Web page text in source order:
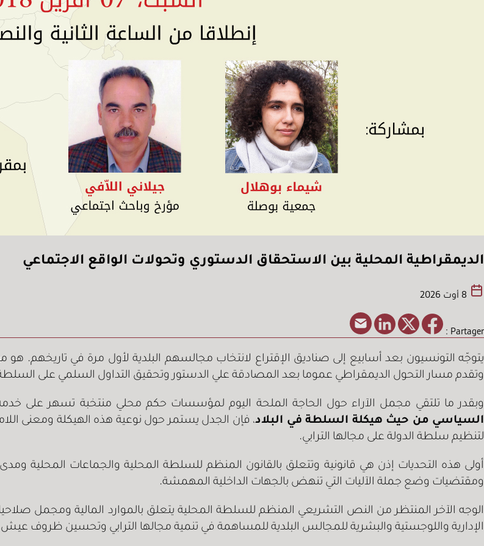
الديمقراطية المحلية بين الاستحقاق الدستوري وتحولات الواقع الاجتماعي
8 أوت 2026
Partager :
يتوجّه التونسيون بعد أسابيع إلى صناديق الإقتراع لانتخاب مجالسهم البلدية لأول مرة في
وتقدم مسار التحول الديمقراطي عموما بعد المصادقة علي الدستور وتحقيق التداول السلمي على
وبقدر ما تلتقي مجمل الآراء حول الحاجة الملحة اليوم لمؤسسات حكم محلي منتخبة تسهر على
السياسي من حيث هيكلة السلطة في البلاد، فإن الجدل يستمر حول نوعية هذه الهيكلة ومعنى
لتنظيم سلطة الدولة على مجالها الترابي.
أولى هذه التحديات إذن هي قانونية وتتعلق بالقانون المنظم للسلطة المحلية والجماعات المحلية
ومقتضيات وضع جملة الآليات التي تنهض بالجهات الداخلية المهمشة.
الوجه الآخر المنتظر من النص التشريعي المنظم للسلطة المحلية يتعلق بالموارد المالية ومجمل
الإدارية واللوجستية والبشرية للمجالس البلدية للمساهمة في تنمية مجالها الترابي وتحسين ظروف